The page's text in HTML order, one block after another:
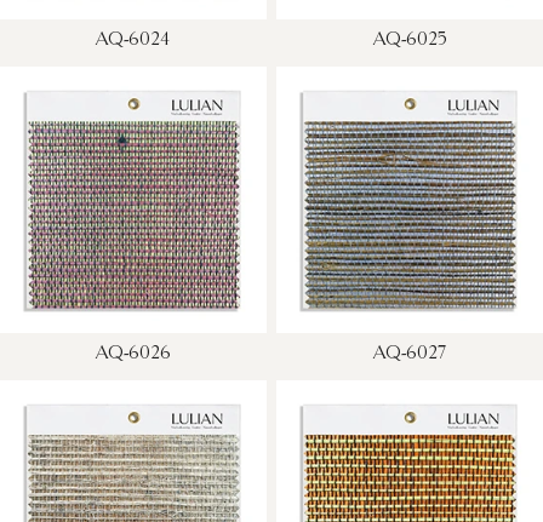
AQ-6024 AQ-6025
AQ-6026 AQ-6027